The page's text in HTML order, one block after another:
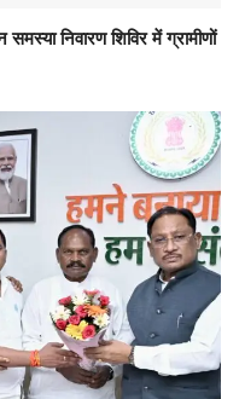
निवारण शिविर में ग्रामीणों